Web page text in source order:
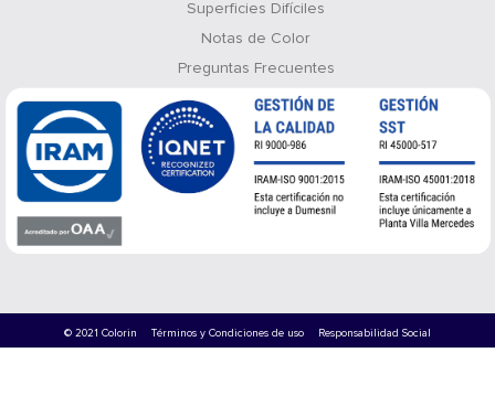
Superficies Difíciles
Notas de Color
Preguntas Frecuentes
© 2021 Colorin Términos y Condiciones de uso Responsabilidad Social